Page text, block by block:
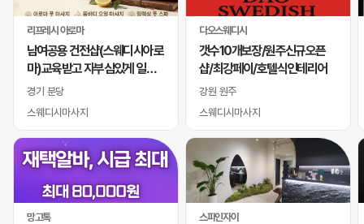
리프레시 아로마
남여공용 건전샵(스웨디시아로
마)교육받고 자부심있게 일하
실 바디테라피사 모십니다
경기 분당
스웨디시마사지
망고톡
다오스웨디시
갯수10개보장/원주신규오픈
샵/최강페이/호텔식인테리어
강원 원주
스웨디시마사지
스파인자이